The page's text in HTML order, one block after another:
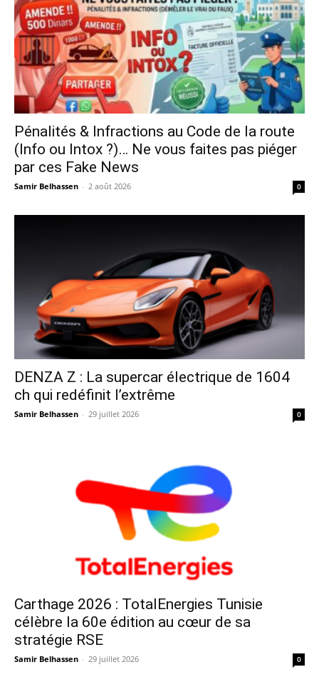
Pénalités & Infractions au Code de la route
(Info ou Intox ?)… Ne vous faites pas piéger
par ces Fake News
Samir Belhassen - 2 août 2026 0
DENZA Z : La supercar électrique de 1604
ch qui redéfinit l’extrême
Samir Belhassen - 29 juillet 2026 0
Carthage 2026 : TotalEnergies Tunisie
célèbre la 60e édition au cœur de sa
stratégie RSE
Samir Belhassen - 29 juillet 2026 0